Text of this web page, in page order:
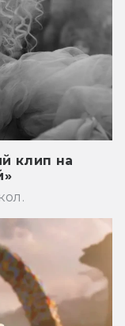
клип на